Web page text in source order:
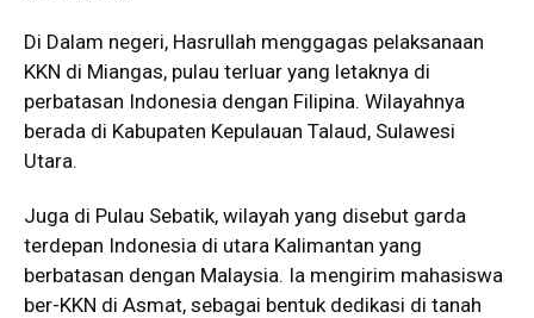
Di Dalam negeri, Hasrullah menggagas pelaksanaan
KKN di Miangas, pulau terluar yang letaknya di
perbatasan Indonesia dengan Filipina. Wilayahnya
berada di Kabupaten Kepulauan Talaud, Sulawesi
Utara.
Juga di Pulau Sebatik, wilayah yang disebut garda
terdepan Indonesia di utara Kalimantan yang
berbatasan dengan Malaysia. Ia mengirim mahasiswa
ber-KKN di Asmat, sebagai bentuk dedikasi di tanah